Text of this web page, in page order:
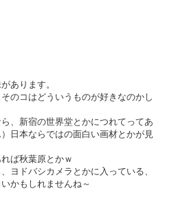
あります。
のコはどういうものが好きなのかし
、新宿の世界堂とかにつれてってあ
日本ならではの面白い画材とかが見
ば秋葉原とかｗ
ヨドバシカメラとかに入っている、
かもしれませんね～